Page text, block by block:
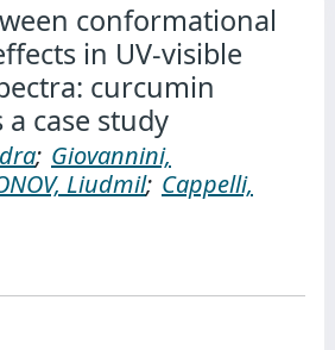
conformational
in UV-visible
curcumin
case study
; Giovannini,
Liudmil; Cappelli,